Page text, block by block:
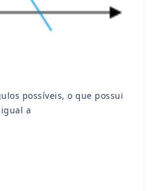
possíveis, o que possui
a